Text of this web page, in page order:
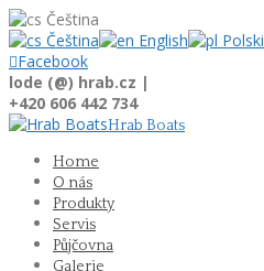
Čeština
Čeština
English
Polski
Facebook
lode (@) hrab.cz |
+420 606 442 734
Hrab Boats
Home
O nás
Produkty
Servis
Půjčovna
Galerie